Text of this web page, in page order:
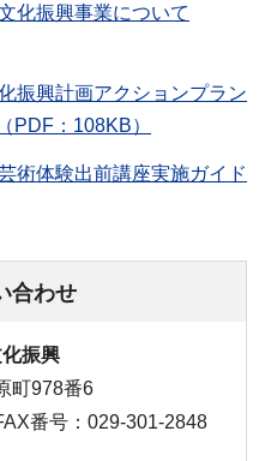
化振興事業について
振興計画アクションプラン
：108KB）
術体験出前講座実施ガイド
合わせ
振興
町978番6
番号：029-301-2848